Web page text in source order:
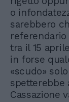
o
sarebbero
tra il 15
in forse
«scudo»
Cassazione